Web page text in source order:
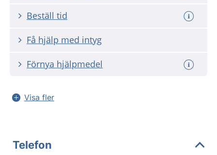
Beställ tid
Få hjälp med intyg
Förnya hjälpmedel
Visa fler
Telefon